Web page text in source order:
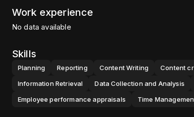
Work experience
No data available
Skills
Planning Reporting Content Writing Content
Information Retrieval
Data Collection and Analysis
Employee performance appraisals
Time